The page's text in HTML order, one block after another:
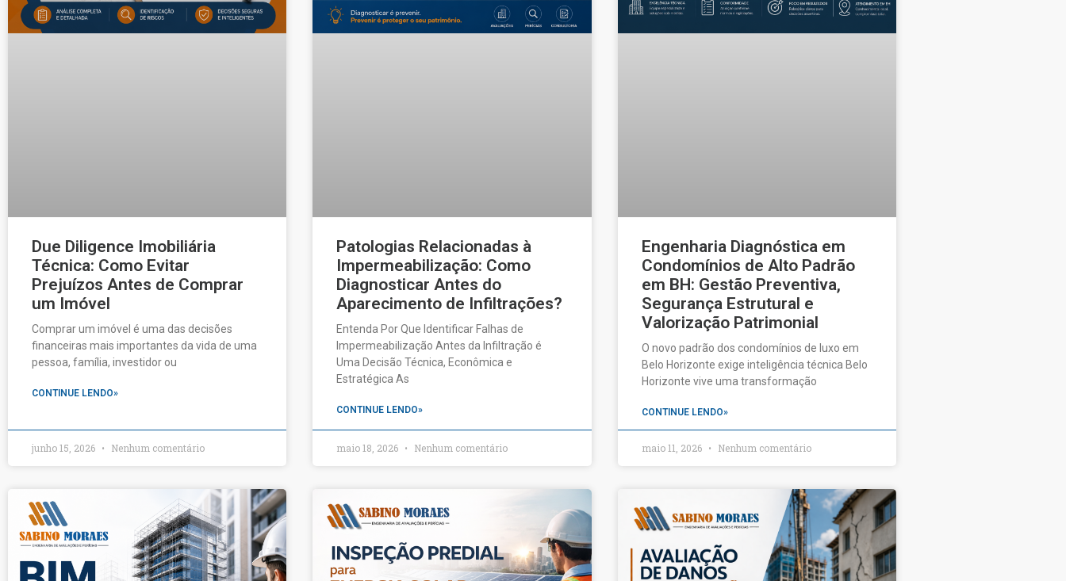
Due Diligence Imobiliária
Técnica: Como Evitar
Prejuízos Antes de Comprar
um Imóvel
Comprar um imóvel é uma das decisões
financeiras mais importantes da vida de uma
pessoa, família, investidor ou
CONTINUE LENDO»
junho 15, 2026 Nenhum comentário
Patologias Relacionadas à
Impermeabilização: Como
Diagnosticar Antes do
Aparecimento de Infiltrações?
Entenda Por Que Identificar Falhas de
Impermeabilização Antes da Infiltração é
Uma Decisão Técnica, Econômica e
Estratégica As
CONTINUE LENDO»
maio 18, 2026 Nenhum comentário
Engenharia Diagnóstica em
Condomínios de Alto Padrão
em BH: Gestão Preventiva,
Segurança Estrutural e
Valorização Patrimonial
O novo padrão dos condomínios de luxo em
Belo Horizonte exige inteligência técnica Belo
Horizonte vive uma transformação
CONTINUE LENDO»
maio 11, 2026 Nenhum comentário